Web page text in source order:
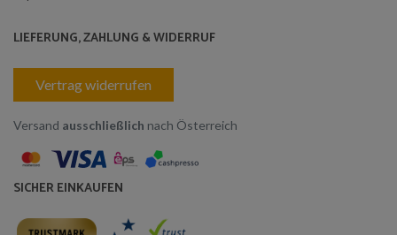
LIEFERUNG, ZAHLUNG & WIDERRUF
Vertrag widerrufen
Versand ausschließlich nach Österreich
SICHER EINKAUFEN